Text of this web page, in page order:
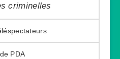
criminelles